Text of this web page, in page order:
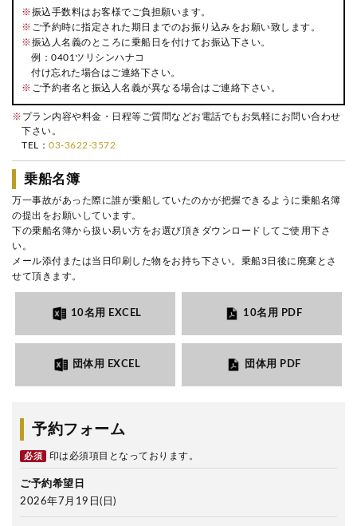
※振込手数料はお客様でご負担願います。
※ ご予約時に指定された期日までのお振り込みをお願い致します。
※振込人名義のところに乗船日を付けてお振込下さい。
例：0401ツリシンハナコ
付け忘れた場合はご連絡下さい。
※ ご予約者名と振込人名義が異なる場合はご連絡下さい。
※ プラン内容や料金・日程等ご質問などお電話でもお気軽にお問い合わせ
下さい。
TEL： 03-3622-3572
乗船名簿
万一事故があった際に誰が乗船していたのかが把握できるように乗船名簿
の提出をお願いしています。
下の乗船名簿から扱い易い方をお選び頂きダウンロードしてご使用下さ
い。
メール添付または当日印刷した物をお持ち下さい。乗船3日後に廃棄とさ
せて頂きます。
10名用 EXCEL 10名用 PDF
団体用 EXCEL 団体用 PDF
予約フォーム
必須 印は必須項目となっております。
ご予約希望日
2026年7月19日(日)